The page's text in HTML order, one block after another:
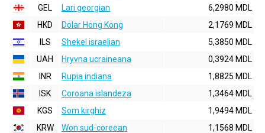
GEL
Lari georgian
6,2980 MDL
HKD
Dolar Hong Kong
2,1769 MDL
ILS
Shekel israelian
5,3850 MDL
UAH
Hryvna ucraineana
0,3924 MDL
INR
Rupia indiana
1,8825 MDL
ISK
Coroana islandeza
1,3464 MDL
KGS
Som kirghiz
1,9494 MDL
KRW
Won sud-coreean
1,1568 MDL